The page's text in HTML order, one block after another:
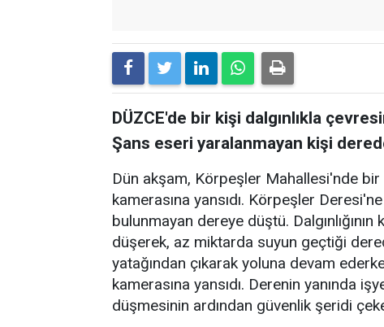
DÜZCE'de bir kişi dalgınlıkla
Şans eseri yaralanmayan kişi
Dün akşam, Körpeşler Mahallesi'nde
kamerasına yansıdı. Körpeşler
bulunmayan dereye düştü.
düşerek, az miktarda suyun geçtiği
yatağından çıkarak yoluna devam
kamerasına yansıdı. Derenin yanında
düşmesinin ardından güvenlik şeridi